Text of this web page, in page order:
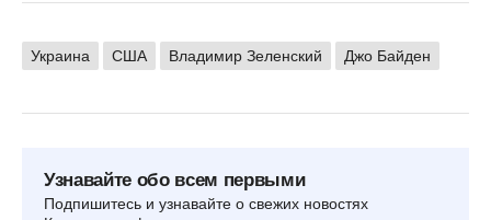
Украина США Владимир Зеленский Джо Байден
Узнавайте обо всем первыми
Подпишитесь и узнавайте о свежих новостях